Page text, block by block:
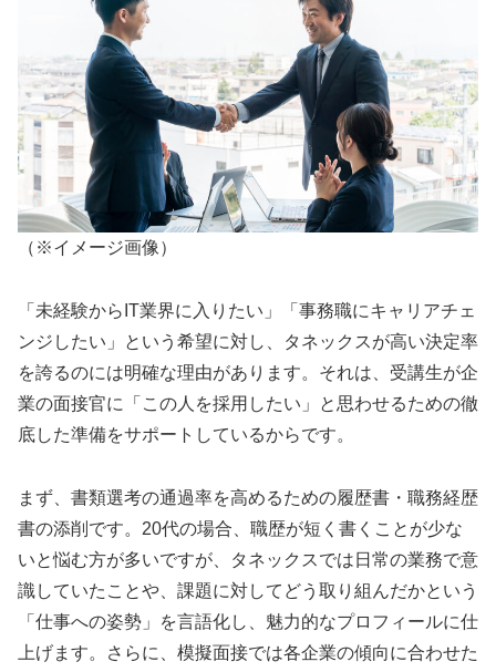
（※イメージ画像）
「未経験からIT業界に入りたい」「事務職にキャリアチェ
ンジしたい」という希望に対し、タネックスが高い決定率
を誇るのには明確な理由があります。それは、受講生が企
業の面接官に「この人を採用したい」と思わせるための徹
底した準備をサポートしているからです。
まず、書類選考の通過率を高めるための履歴書・職務経歴
書の添削です。20代の場合、職歴が短く書くことが少な
いと悩む方が多いですが、タネックスでは日常の業務で意
識していたことや、課題に対してどう取り組んだかという
「仕事への姿勢」を言語化し、魅力的なプロフィールに仕
上げます。さらに、模擬面接では各企業の傾向に合わせた